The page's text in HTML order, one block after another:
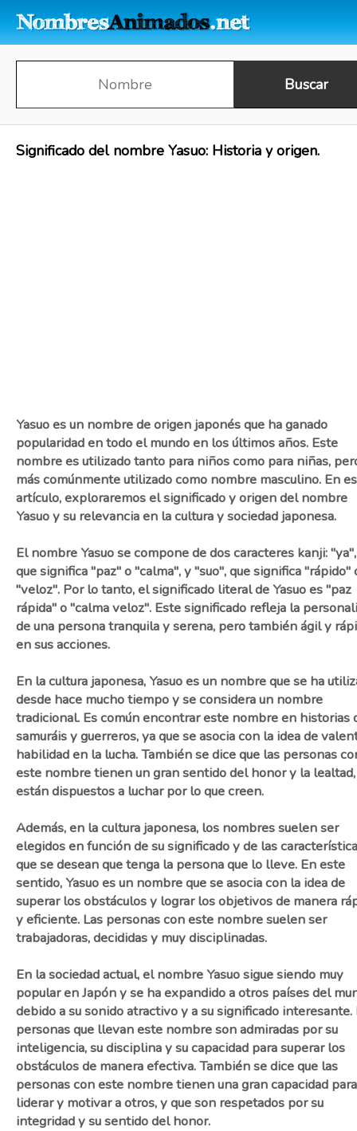
Significado del nombre Yasuo: Historia y origen.
Yasuo es un nombre de origen japonés que ha ganado
popularidad en todo el mundo en los últimos años. Este
nombre es utilizado tanto para niños como para niñas,
más comúnmente utilizado como nombre masculino. En
artículo, exploraremos el significado y origen del nombre
Yasuo y su relevancia en la cultura y sociedad japonesa.
El nombre Yasuo se compone de dos caracteres kanji: "ya",
que significa "paz" o "calma", y "suo", que significa "rápido"
"veloz". Por lo tanto, el significado literal de Yasuo es "paz
rápida" o "calma veloz". Este significado refleja la
de una persona tranquila y serena, pero también ágil y
en sus acciones.
En la cultura japonesa, Yasuo es un nombre que se ha
desde hace mucho tiempo y se considera un nombre
tradicional. Es común encontrar este nombre en historias
samuráis y guerreros, ya que se asocia con la idea de
habilidad en la lucha. También se dice que las personas
este nombre tienen un gran sentido del honor y la
están dispuestos a luchar por lo que creen.
Además, en la cultura japonesa, los nombres suelen ser
elegidos en función de su significado y de las
que se desean que tenga la persona que lo lleve. En este
sentido, Yasuo es un nombre que se asocia con la idea de
superar los obstáculos y lograr los objetivos de manera
y eficiente. Las personas con este nombre suelen ser
trabajadoras, decididas y muy disciplinadas.
En la sociedad actual, el nombre Yasuo sigue siendo muy
popular en Japón y se ha expandido a otros países del
debido a su sonido atractivo y a su significado interesante.
personas que llevan este nombre son admiradas por su
inteligencia, su disciplina y su capacidad para superar los
obstáculos de manera efectiva. También se dice que las
personas con este nombre tienen una gran capacidad para
liderar y motivar a otros, y que son respetados por su
integridad y su sentido del honor.